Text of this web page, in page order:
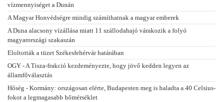
vízmennyiséget a Dunán
A Magyar Honvédségre mindig számíthatnak a magyar emberek
A Duna alacsony vízállása miatt 11 szállodahajó várakozik a folyó
magyarországi szakaszán
Eloltották a tüzet Székesfehérvár határában
OGY - A Tisza-frakció kezdeményezte, hogy jövő kedden legyen az
államfőválasztás
Hőség - Kormány: országosan elérte, Budapesten meg is haladta a 40 Celsius-
fokot a legmagasabb hőmérséklet